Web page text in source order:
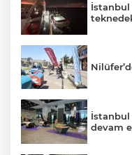
İstanbul
İstanbul
devam